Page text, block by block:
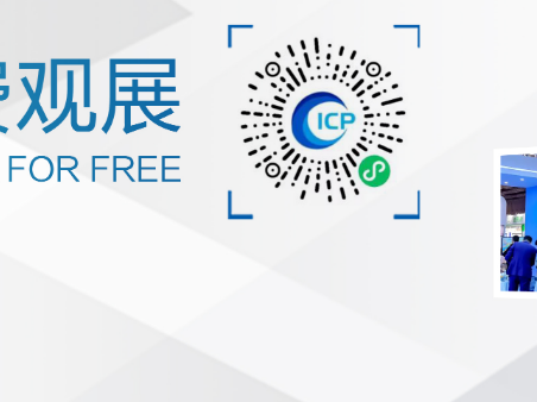
分布
超超超前沿！新品技术前瞻